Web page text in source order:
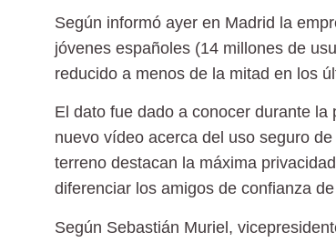
Según informó ayer en Madrid la
jóvenes españoles (14 millones de
reducido a menos de la mitad en los
El dato fue dado a conocer durante
nuevo vídeo acerca del uso seguro
terreno destacan la máxima
diferenciar los amigos de confianza
Según Sebastián Muriel,